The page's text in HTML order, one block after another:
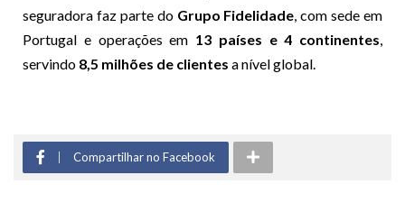
seguradora faz parte do Grupo Fidelidade, com sede em
Portugal e operações em 13 países e 4 continentes,
servindo 8,5 milhões de clientes a nível global.
Compartilhar no Facebook